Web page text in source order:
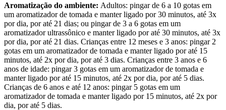
Aromatização do ambiente: Adultos: pingar de 6 a 10 gotas em
um aromatizador de tomada e manter ligado por 30 minutos, até 3x
por dia, por até 21 dias; ou pingar de 3 a 6 gotas em um
aromatizador ultrassônico e manter ligado por até 30 minutos, até 3x
por dia, por até 21 dias. Crianças entre 12 meses e 3 anos: pingar 2
gotas em um aromatizador de tomada e manter ligado por até 15
minutos, até 2x por dia, por até 3 dias. Crianças entre 3 anos e 6
anos de idade: pingar 3 gotas em um aromatizador de tomada e
manter ligado por até 15 minutos, até 2x por dia, por até 5 dias.
Crianças de 6 anos e até 12 anos: pingar 5 gotas em um
aromatizador de tomada e manter ligado por 15 minutos, até 2x por
dia, por até 5 dias.